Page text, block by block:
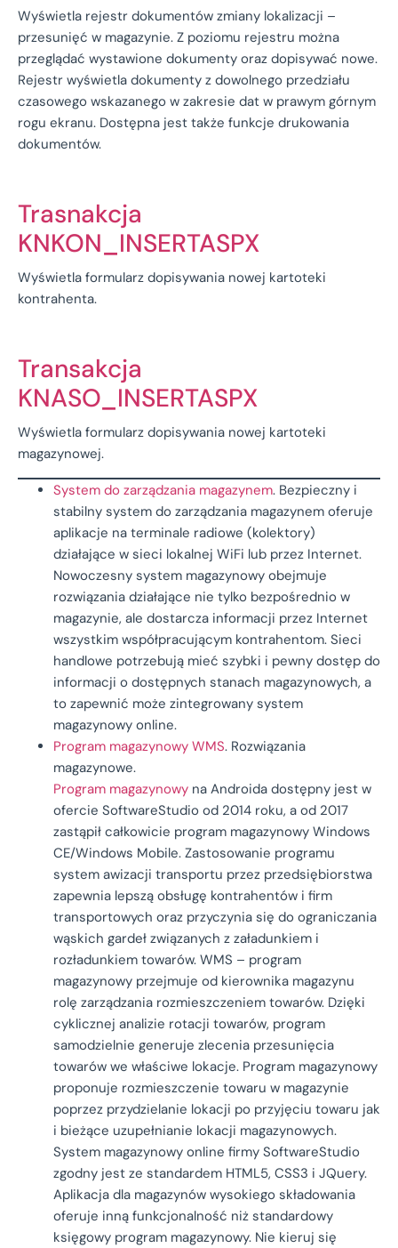
Wyświetla rejestr dokumentów zmiany lokalizacji –
przesunięć w magazynie. Z poziomu rejestru można
przeglądać wystawione dokumenty oraz dopisywać nowe.
Rejestr wyświetla dokumenty z dowolnego przedziału
czasowego wskazanego w zakresie dat w prawym górnym
rogu ekranu. Dostępna jest także funkcje drukowania
dokumentów.
Trasnakcja
KNKON_INSERTASPX
Wyświetla formularz dopisywania nowej kartoteki
kontrahenta.
Transakcja
KNASO_INSERTASPX
Wyświetla formularz dopisywania nowej kartoteki
magazynowej.
System do zarządzania magazynem. Bezpieczny i
stabilny system do zarządzania magazynem oferuje
aplikacje na terminale radiowe (kolektory)
działające w sieci lokalnej WiFi lub przez Internet.
Nowoczesny system magazynowy obejmuje
rozwiązania działające nie tylko bezpośrednio w
magazynie, ale dostarcza informacji przez Internet
wszystkim współpracującym kontrahentom. Sieci
handlowe potrzebują mieć szybki i pewny dostęp do
informacji o dostępnych stanach magazynowych, a
to zapewnić może zintegrowany system
magazynowy online.
Program magazynowy WMS. Rozwiązania
magazynowe.
Program magazynowy na Androida dostępny jest w
ofercie SoftwareStudio od 2014 roku, a od 2017
zastąpił całkowicie program magazynowy Windows
CE/Windows Mobile. Zastosowanie programu
system awizacji transportu przez przedsiębiorstwa
zapewnia lepszą obsługę kontrahentów i firm
transportowych oraz przyczynia się do ograniczania
wąskich gardeł związanych z załadunkiem i
rozładunkiem towarów. WMS – program
magazynowy przejmuje od kierownika magazynu
rolę zarządzania rozmieszczeniem towarów. Dzięki
cyklicznej analizie rotacji towarów, program
samodzielnie generuje zlecenia przesunięcia
towarów we właściwe lokacje. Program magazynowy
proponuje rozmieszczenie towaru w magazynie
poprzez przydzielanie lokacji po przyjęciu towaru jak
i bieżące uzupełnianie lokacji magazynowych.
System magazynowy online firmy SoftwareStudio
zgodny jest ze standardem HTML5, CSS3 i JQuery.
Aplikacja dla magazynów wysokiego składowania
oferuje inną funkcjonalność niż standardowy
księgowy program magazynowy. Nie kieruj się